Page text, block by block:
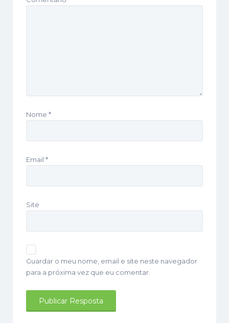
Nome *
Email *
Site
Guardar o meu nome, email e site neste navegador
para a próxima vez que eu comentar.